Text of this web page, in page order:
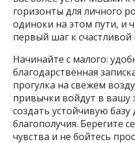
горизонты для личного
одиноки на этом пути, и
первый шаг к
Начинайте с малого:
благодарственная
прогулка на свежем
привычки войдут в вашу
создать устойчивую базу
благополучия. Берегите
чувства и не бойтесь